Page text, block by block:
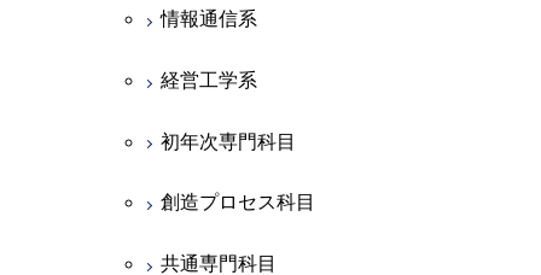
初年次専門科目
創造プロセス科目
共通専門科目
情報通信系
経営工学系
初年次専門科目
創造プロセス科目
共通専門科目